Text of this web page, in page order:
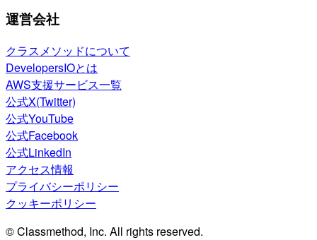
運営会社
クラスメソッドについて
DevelopersIOとは
AWS支援サービス一覧
公式X(Twitter)
公式YouTube
公式Facebook
公式LinkedIn
アクセス情報
プライバシーポリシー
クッキーポリシー
© Classmethod, Inc. All rights reserved.